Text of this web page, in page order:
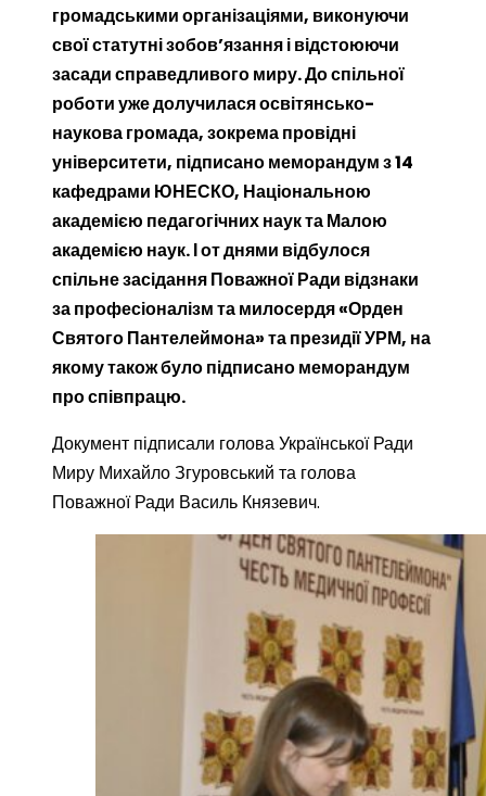
громадськими організаціями, виконуючи
свої статутні зобов’язання і відстоюючи
засади справедливого миру. До спільної
роботи уже долучилася освітянсько-
наукова громада, зокрема провідні
університети, підписано меморандум з 14
кафедрами ЮНЕСКО, Національною
академією педагогічних наук та Малою
академією наук. І от днями відбулося
спільне засідання Поважної Ради відзнаки
за професіоналізм та милосердя «Орден
Святого Пантелеймона» та президії УРМ, на
якому також було підписано меморандум
про співпрацю.
Документ підписали голова Української Ради
Миру Михайло Згуровський та голова
Поважної Ради Василь Князевич.